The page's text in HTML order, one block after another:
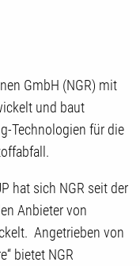
GmbH (NGR) mit
und baut
Technologien für die
hat sich NGR seit der
Anbieter von
Angetrieben von
bietet NGR